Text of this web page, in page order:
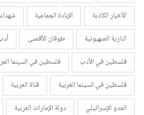
الأخبار الكاذبة
الإبادة الجماعية
النازية الصهيونية
طوفان الأقصى
فلسطين في الأدب
فلسطين في السينما
فلسطين في السينما الغربية
قناة العربية
العدو الإسرائيلي
دولة الإمارات العربية